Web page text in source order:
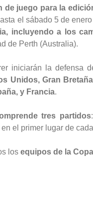
de juego para la
el sábado 5 de
incluyendo a los
de Perth (Australia).
iniciarán la defensa
Unidos, Gran
y Francia.
tres partidos
el primer lugar de
los equipos de la